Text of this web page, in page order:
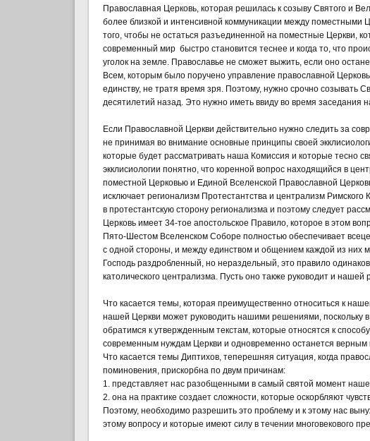
Православная Церковь, которая решилась к созыву Святого и
более близкой и интенсивной коммуникации между поместными
того, чтобы не остаться разъединенной на поместные Церкви,
современный мир быстро становится теснее и когда то, что
уголок на земле. Православье не сможет выжить, если оно
Всем, которым было поручено управление православной
единству, не тратя время зря. Поэтому, нужно срочно созывать
десятилетий назад. Это нужно иметь ввиду во время заседания
Если Православной Церкви действительно нужно следить за
не принимая во внимание основные принципы своей
которые будет рассматривать наша Комиссия и которые тесно
экклисиологии понятно, что коренной вопрос находящийся в
поместной Церковью и Единой Вселенской Православной
исключает регионализм Протестантства и централизм
в протестантскую сторону регионализма и поэтому следует
Церковь имеет 34-тое апостольское Правило, которое в этом
Пято-Шестом Вселенском Соборе полностью обеспечивает
с одной стороны, и между единством и общением каждой из них
Господь раздробленный, но нераздельный, это правило
католического централизма. Пусть оно также руководит и нашей
Что касается темы, которая преимущественно относиться к
нашей Церкви может руководить нашими решениями,
обратимся к утвержденным текстам, которые относятся к
современным нуждам Церкви и одновременно останется
Что касается темы Диптихов, теперешняя ситуация, когда
поминовения, прискорбна по двум причинам:
1. представляет нас разобщенными в самый святой момент
2. она на практике создает сложности, которые оскорбляют
Поэтому, необходимо разрешить это проблему и к этому нас
этому вопросу и которые имеют силу в течении многовекового